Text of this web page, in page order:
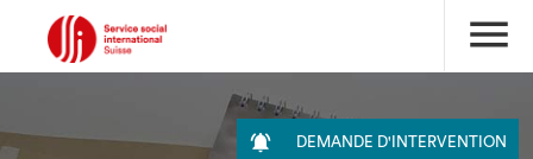
menu
 DEMANDE D'INTERVENTION